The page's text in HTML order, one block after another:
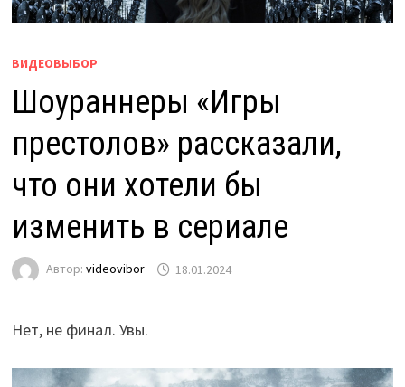
ВИДЕОВЫБОР
Шоураннеры «Игры
престолов» рассказали,
что они хотели бы
изменить в сериале
Автор: videovibor 18.01.2024
Нет, не финал. Увы.